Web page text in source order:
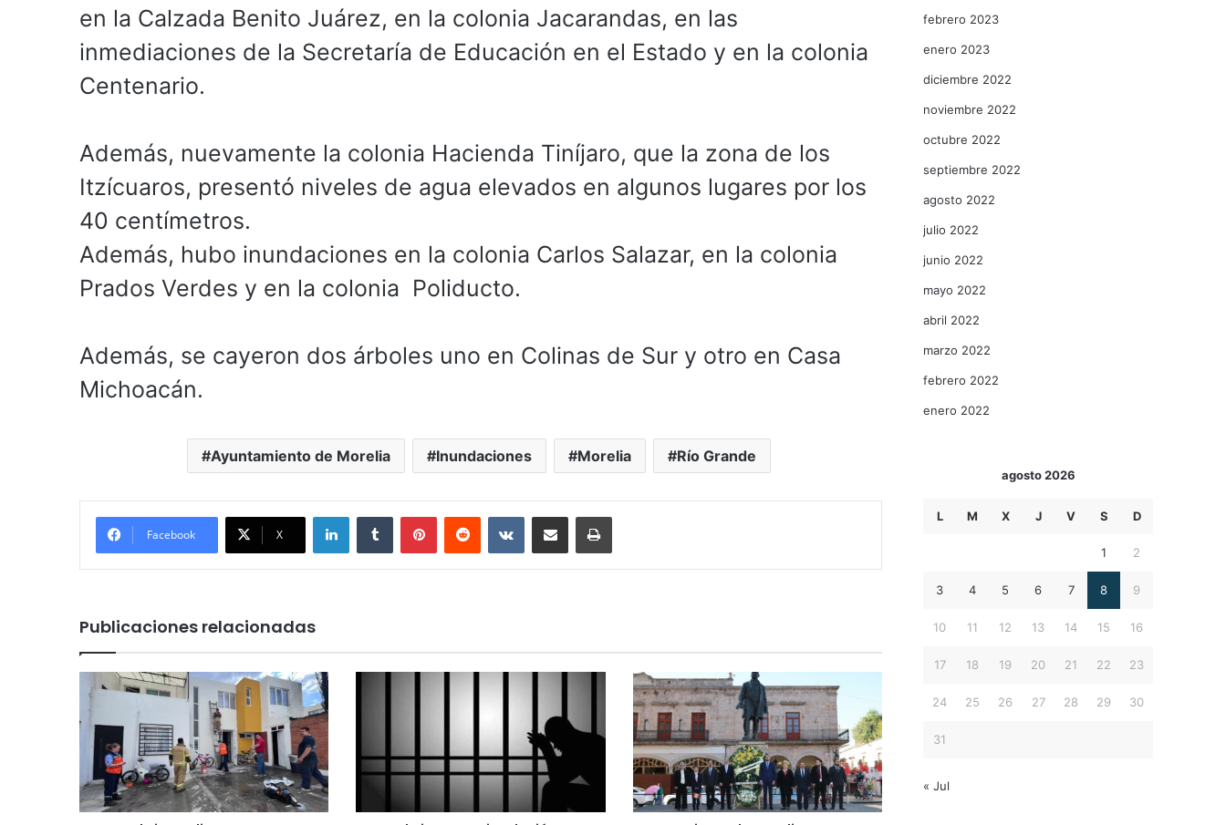
en la Calzada Benito Juárez, en la colonia Jacarandas, en las
inmediaciones de la Secretaría de Educación en el Estado y en la colonia
Centenario.
Además, nuevamente la colonia Hacienda Tiníjaro, que la zona de los
Itzícuaros, presentó niveles de agua elevados en algunos lugares por los
40 centímetros.
Además, hubo inundaciones en la colonia Carlos Salazar, en la colonia
Prados Verdes y en la colonia Poliducto.
Además, se cayeron dos árboles uno en Colinas de Sur y otro en Casa
Michoacán.
Ayuntamiento de Morelia Inundaciones Morelia Río Grande
Facebook X
LinkedInTumblr PinterestReddit VKontakteCompartir por correo electrónicoImprimir
Publicaciones relacionadas
febrero 2023
enero 2023
diciembre 2022
noviembre 2022
octubre 2022
septiembre 2022
agosto 2022
julio 2022
junio 2022
mayo 2022
abril 2022
marzo 2022
febrero 2022
enero 2022
agosto 2026
L M X J V S D
1 2
3 4 5 6 7 8 9
10 11 12 13 14 15 16
17 18 19 20 21 22 23
24 25 26 27 28 29 30
31
« Jul